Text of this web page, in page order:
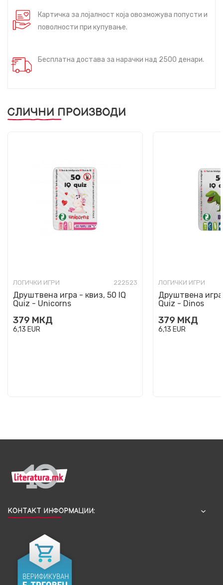
Картичка за лојалност која овозможува попусти и
поволности при купување.
Бесплатна достава за нарачки над 2500 денари.
СЛИЧНИ ПРОИЗВОДИ
ЛОГИЧКИ ИГРИ 222523
Друштвена игра - квиз, 50 IQ
Quiz - Unicorns
379 МКД
6,13 EUR
ЛОГИЧКИ ИГРИ
Друштвена
Quiz - Dinos
379 МКД
6,13 EUR
КОНТАКТ ИНФОРМАЦИИ: